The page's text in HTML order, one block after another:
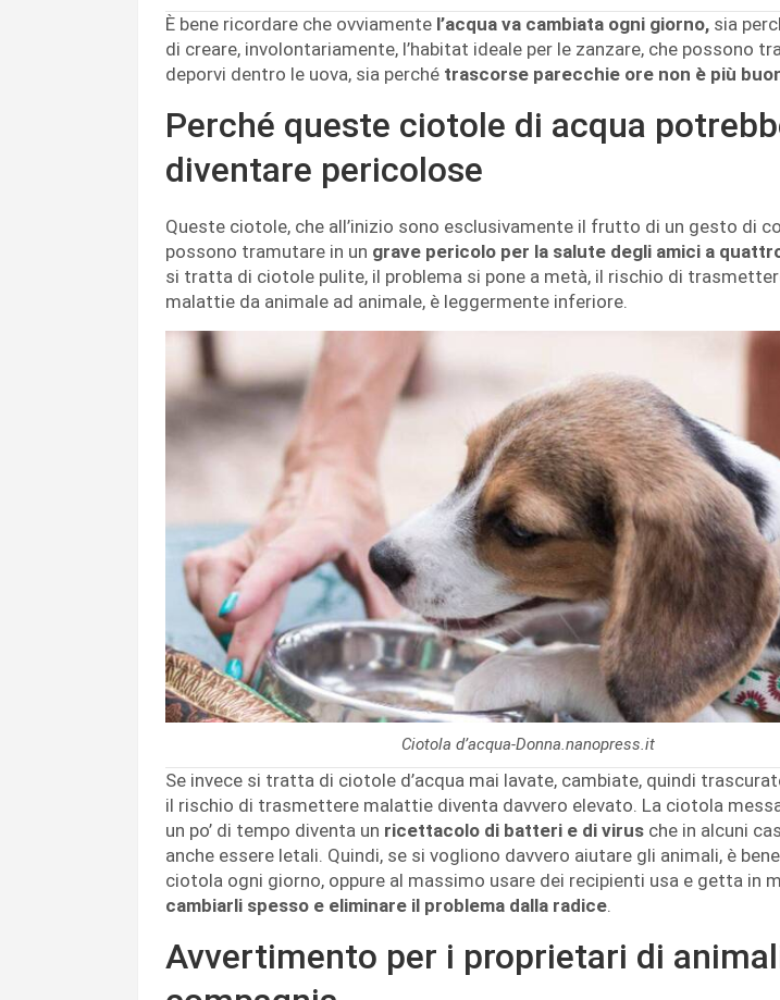
È bene ricordare che ovviamente l’acqua va cambiata ogni giorno, sia
di creare, involontariamente, l’habitat ideale per le zanzare, che possono
deporvi dentro le uova, sia perché trascorse parecchie ore non è più
Perché queste ciotole di acqua
diventare pericolose
Queste ciotole, che all’inizio sono esclusivamente il frutto di un gesto di
possono tramutare in un grave pericolo per la salute degli amici a
si tratta di ciotole pulite, il problema si pone a metà, il rischio di
malattie da animale ad animale, è leggermente inferiore.
Ciotola d’acqua-Donna.nanopress.it
Se invece si tratta di ciotole d’acqua mai lavate, cambiate, quindi
il rischio di trasmettere malattie diventa davvero elevato. La ciotola
un po’ di tempo diventa un ricettacolo di batteri e di virus che in alcuni
anche essere letali. Quindi, se si vogliono davvero aiutare gli animali, è
ciotola ogni giorno, oppure al massimo usare dei recipienti usa e getta in
cambiarli spesso e eliminare il problema dalla radice.
Avvertimento per i proprietari di